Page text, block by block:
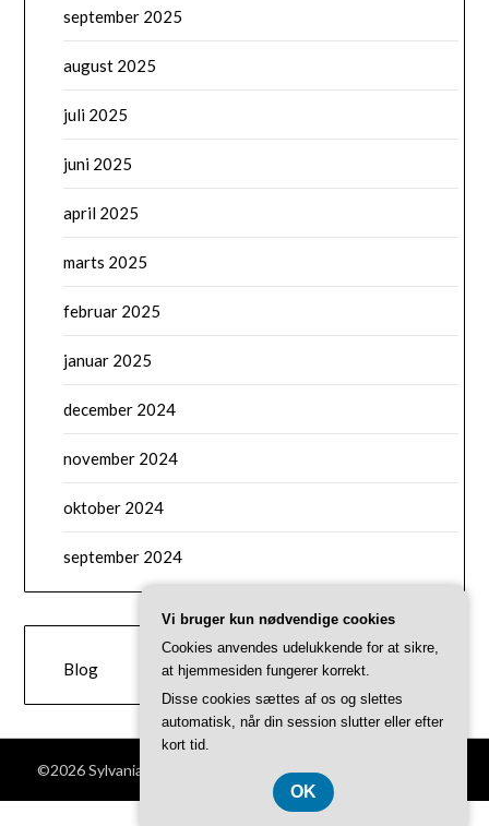
september 2025
august 2025
juli 2025
juni 2025
april 2025
marts 2025
februar 2025
januar 2025
december 2024
november 2024
oktober 2024
september 2024
CATEGORIES
Blog
©2026 Sylvanianfamilies-shop.dk | Theme by
CVR 37407739
Vi bruger kun nødvendige cookies
Cookies anvendes udelukkende for at sikre,
at hjemmesiden fungerer korrekt.
Disse cookies sættes af os og slettes
automatisk, når din session slutter eller efter
kort tid.
OK